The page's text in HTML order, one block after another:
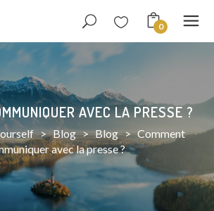
0
AVEC LA PRESSE ?
> Blog > Blog > Comment
avec la presse ?